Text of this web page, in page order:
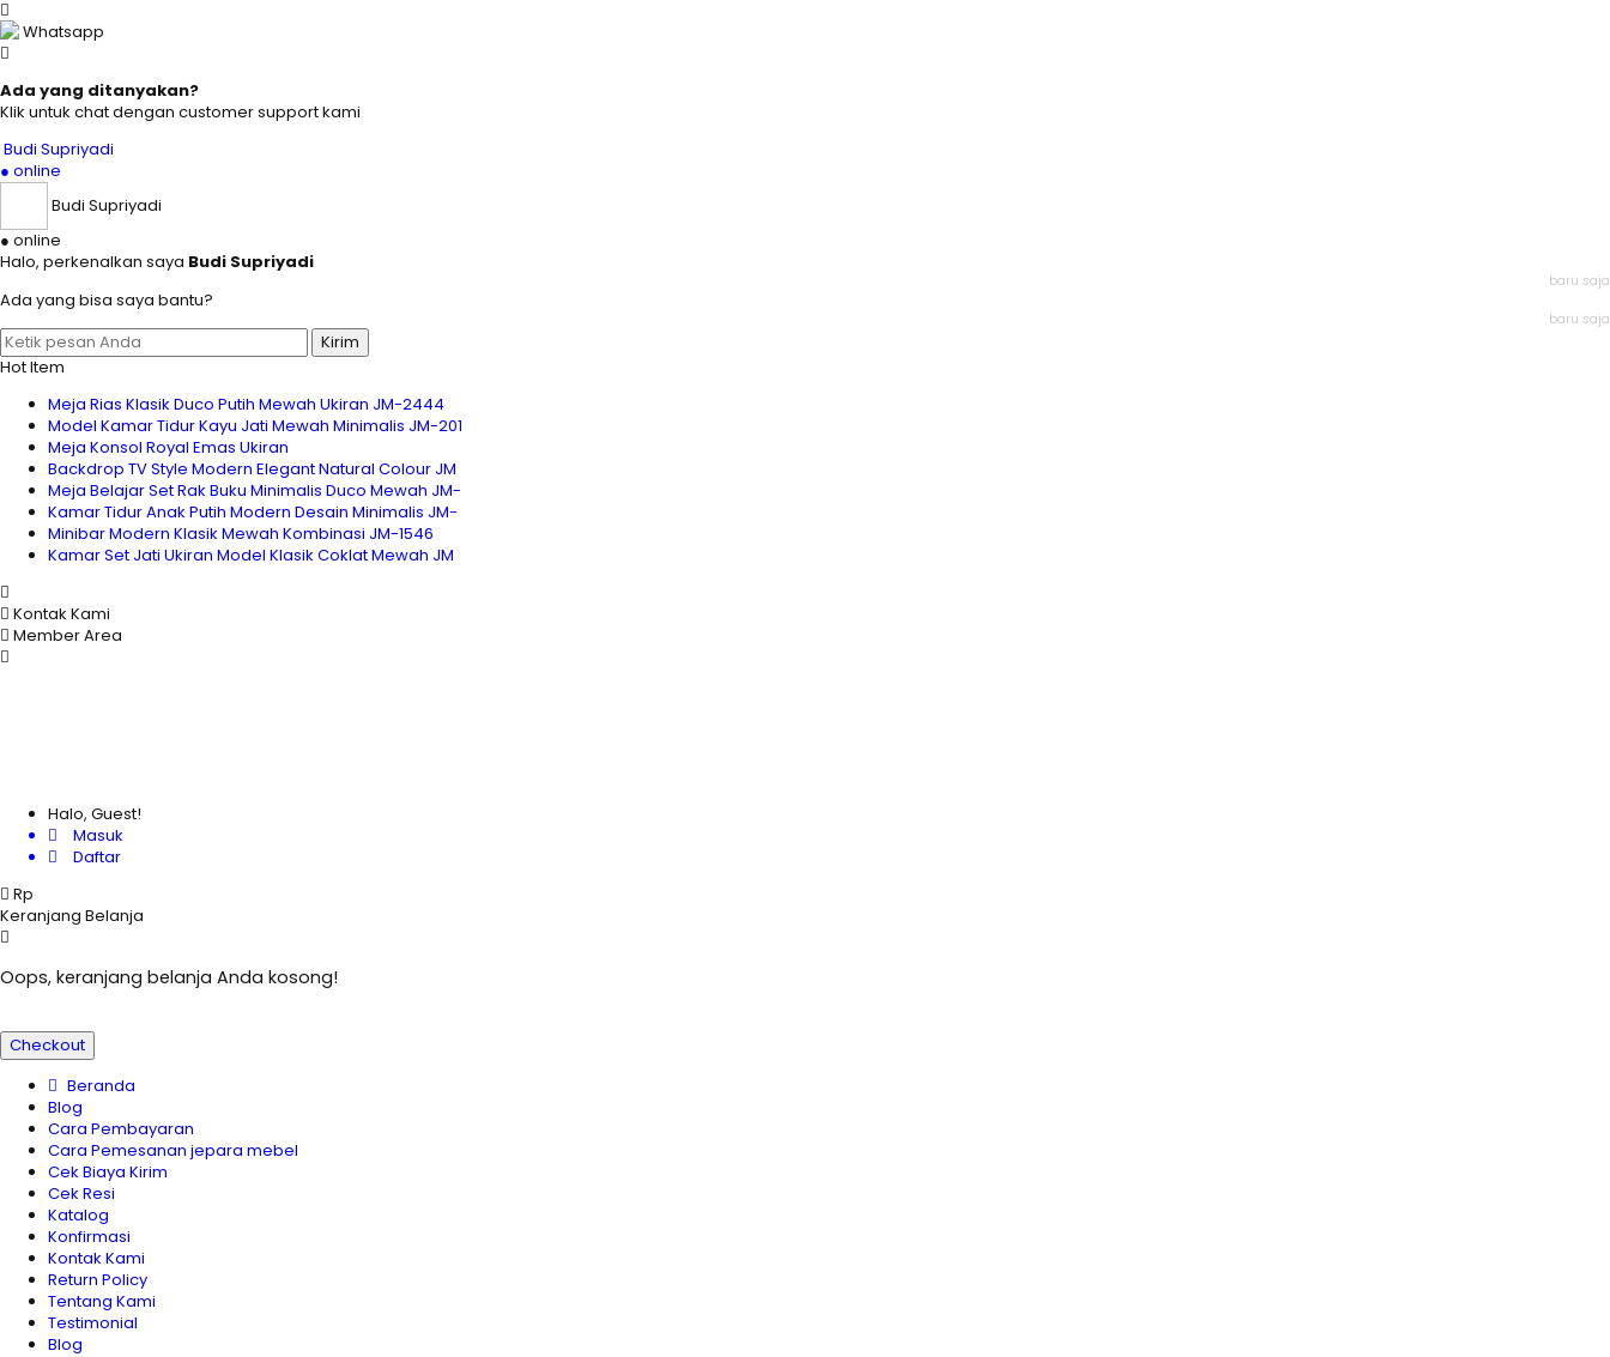
Whatsapp
Ada yang ditanyakan?
Klik untuk chat dengan customer support kami
Budi Supriyadi
● online
Budi Supriyadi
● online
Halo, perkenalkan saya Budi Supriyadi
baru saja
Ada yang bisa saya bantu?
baru saja
Kirim
Hot Item
Meja Rias Klasik Duco Putih Mewah Ukiran JM-2444
Model Kamar Tidur Kayu Jati Mewah Minimalis JM-201
Meja Konsol Royal Emas Ukiran
Backdrop TV Style Modern Elegant Natural Colour JM
Meja Belajar Set Rak Buku Minimalis Duco Mewah JM-
Kamar Tidur Anak Putih Modern Desain Minimalis JM-
Minibar Modern Klasik Mewah Kombinasi JM-1546
Kamar Set Jati Ukiran Model Klasik Coklat Mewah JM
Kontak Kami
Member Area
Halo, Guest!
Masuk
Daftar
Rp
Keranjang Belanja
Oops, keranjang belanja Anda kosong!
Checkout
Beranda
Blog
Cara Pembayaran
Cara Pemesanan jepara mebel
Cek Biaya Kirim
Cek Resi
Katalog
Konfirmasi
Kontak Kami
Return Policy
Tentang Kami
Testimonial
Blog